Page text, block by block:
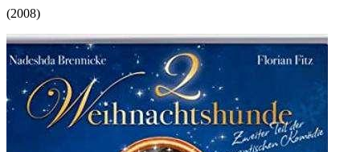
(2008)